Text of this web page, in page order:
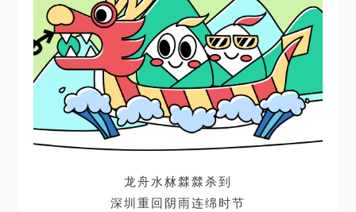
龙舟水沝㵘㵘杀到
深圳重回阴雨连绵时节